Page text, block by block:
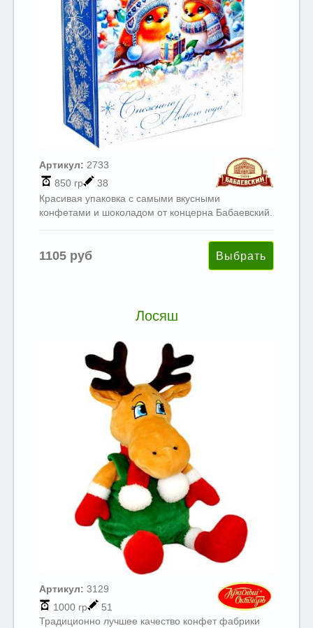
Артикул: 2733
850 гр
38
Красивая упаковка с самыми вкусными
конфетами и шоколадом от концерна Бабаевский.
1105 руб
Лосяш
Артикул: 3129
1000 гр
51
Традиционно лучшее качество конфет фабрики